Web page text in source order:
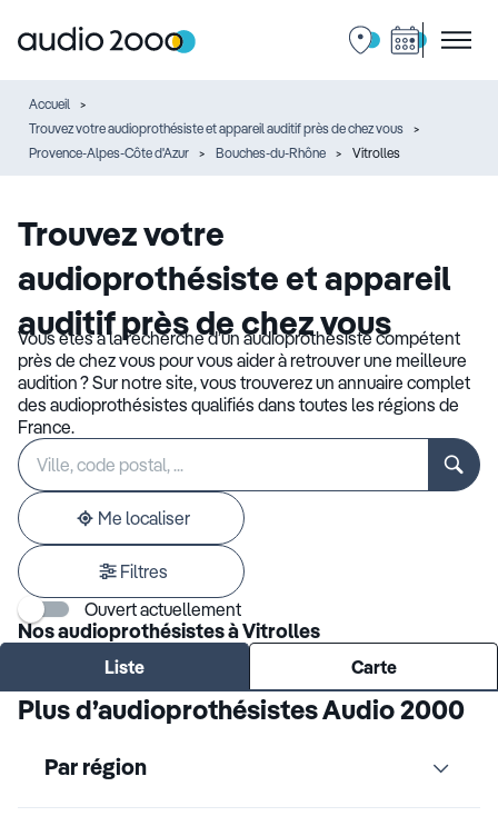
Accueil
Trouvez votre audioprothésiste et appareil auditif près de chez vous
Provence-Alpes-Côte d'Azur
Bouches-du-Rhône Vitrolles
Trouvez votre
audioprothésiste et appareil
auditif près de chez vous
Vous êtes à la recherche d’un audioprothésiste compétent
près de chez vous pour vous aider à retrouver une meilleure
audition ? Sur notre site, vous trouverez un annuaire complet
des audioprothésistes qualifiés dans toutes les régions de
France.
Rechercher
établissement
Veuillez
renseigner
une
adresse
Me localiser
Filtres
Ouvert actuellement
Nos audioprothésistes à Vitrolles
Liste Carte
Plus d’audioprothésistes Audio 2000
Par région